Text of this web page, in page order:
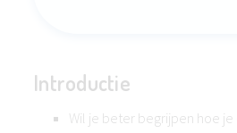
Introductie
Wil je beter begrijpen hoe je